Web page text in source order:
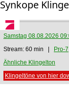
Synkope
Samstag 08.08.2026
Stream: 60 min |
Pro-7
Ähnliche Klingelton
Klingeltöne von hier